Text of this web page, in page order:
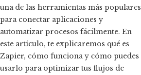
una de las herramientas más populares
para conectar aplicaciones y
automatizar procesos fácilmente. En
este artículo, te explicaremos qué es
Zapier, cómo funciona y cómo puedes
usarlo para optimizar tus flujos de